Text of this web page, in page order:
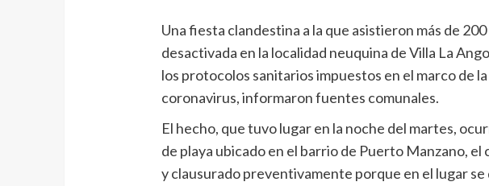
Una fiesta clandestina a la que asistieron más de
desactivada en la localidad neuquina de Villa La
los protocolos sanitarios impuestos en el marco de
coronavirus, informaron fuentes comunales.
El hecho, que tuvo lugar en la noche del martes,
de playa ubicado en el barrio de Puerto Manzano,
y clausurado preventivamente porque en el lugar